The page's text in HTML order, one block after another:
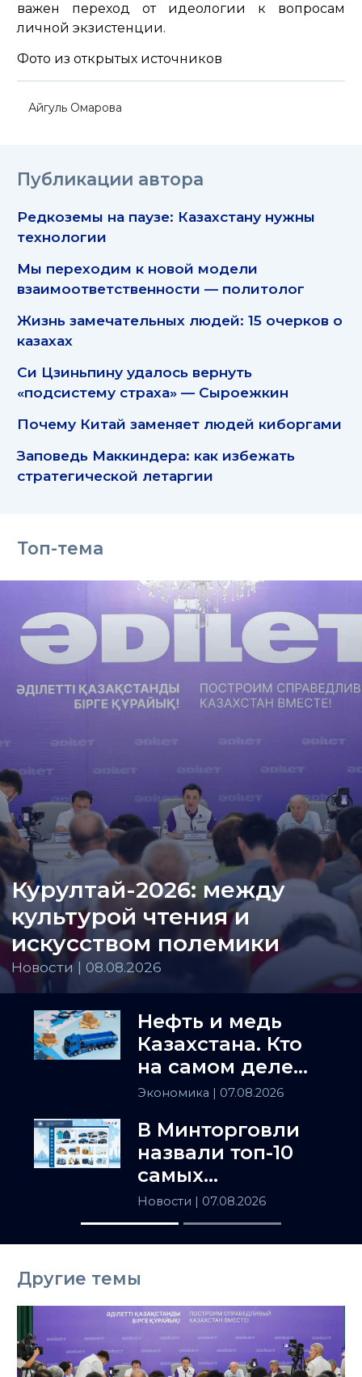
важен переход от идеологии к вопросам
личной экзистенции.
Фото из открытых источников
Айгуль Омарова
Публикации автора
Редкоземы на паузе: Казахстану нужны
технологии
Мы переходим к новой модели
взаимоответственности — политолог
Жизнь замечательных людей: 15 очерков о
казахах
Си Цзиньпину удалось вернуть
«подсистему страха» — Сыроежкин
Почему Китай заменяет людей киборгами
Заповедь Маккиндера: как избежать
стратегической летаргии
Топ-тема
Курултай-2026: между
культурой чтения и
искусством полемики
Новости | 08.08.2026
Нефть и медь
Казахстана. Кто
на самом деле
держит
Азию
Экономика | 07.08.2026
В Минторговли
назвали топ-10
самых
популярных
товаров в
Казахстане
Новости | 07.08.2026
Другие темы